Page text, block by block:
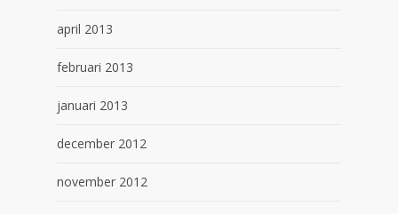
april 2013
februari 2013
januari 2013
december 2012
november 2012